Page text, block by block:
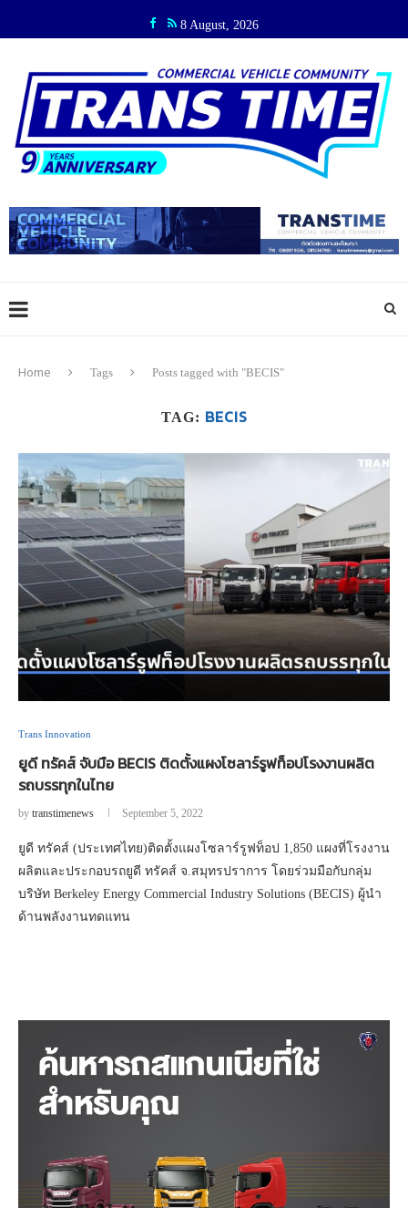
8 August, 2026
Home Tags Posts tagged with "BECIS"
TAG: BECIS
Trans Innovation
ยูดี ทรัคส์ จับมือ BECIS ติดตั้งแผงโซลาร์รูฟท็อปโรงงานผลิต
รถบรรทุกในไทย
by transtimenews September 5, 2022
ยูดี ทรัคส์ (ประเทศไทย)ติดตั้งแผงโซลาร์รูฟท็อป 1,850 แผงที่โรงงาน
ผลิตและประกอบรถยูดี ทรัคส์ จ.สมุทรปราการ โดยร่วมมือกับกลุ่ม
บริษัท Berkeley Energy Commercial Industry Solutions (BECIS) ผู้นำ
ด้านพลังงานทดแทน